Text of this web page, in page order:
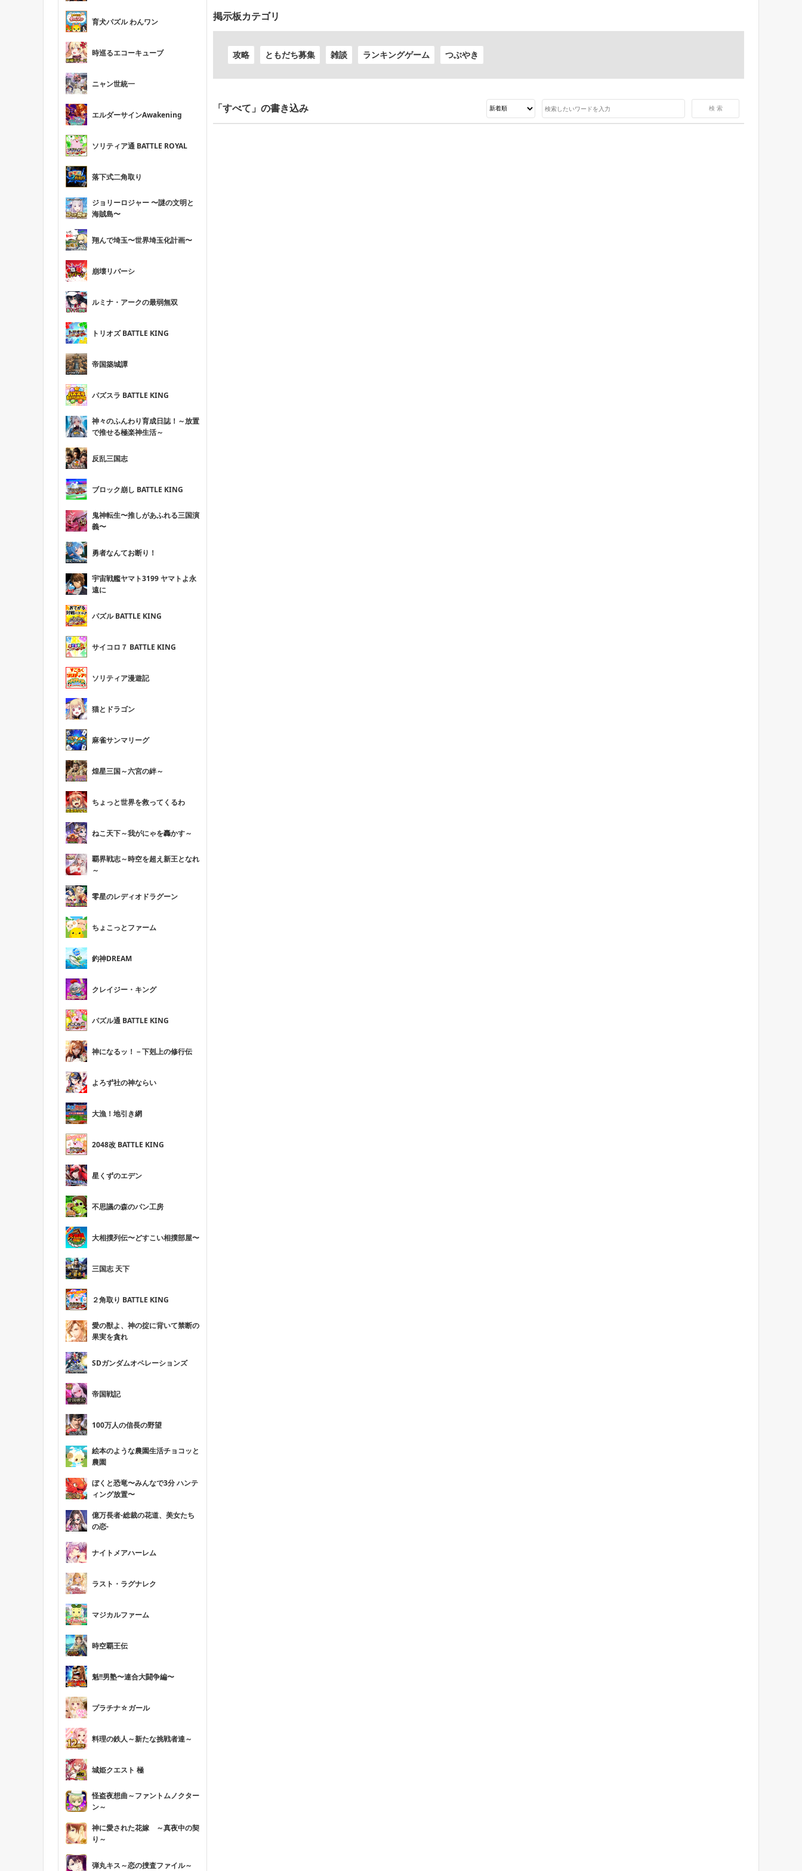
育犬パズル わんワン
時巡るエコーキューブ
ニャン世統一
エルダーサインAwakening
ソリティア通 BATTLE ROYAL
落下式二角取り
ジョリーロジャー 〜謎の文明と
海賊島〜
翔んで埼玉〜世界埼玉化計画〜
崩壊リバーシ
ルミナ・アークの最弱無双
トリオズ BATTLE KING
帝国築城譚
パズスラ BATTLE KING
神々のふんわり育成日誌！～放置
で推せる極楽神生活～
反乱三国志
ブロック崩し BATTLE KING
鬼神転生〜推しがあふれる三国演
義〜
勇者なんてお断り！
宇宙戦艦ヤマト3199 ヤマトよ永
遠に
パズル BATTLE KING
サイコロ７ BATTLE KING
ソリティア漫遊記
猫とドラゴン
麻雀サンマリーグ
煌星三国～六宮の絆～
ちょっと世界を救ってくるわ
ねこ天下～我がにゃを轟かす～
覇界戦志～時空を超え新王となれ
～
零星のレディオドラグーン
ちょこっとファーム
釣神DREAM
クレイジー・キング
パズル通 BATTLE KING
神になるッ！－下剋上の修行伝
よろず社の神ならい
大漁！地引き網
2048改 BATTLE KING
星くずのエデン
不思議の森のパン工房
大相撲列伝〜どすこい相撲部屋〜
三国志 天下
２角取り BATTLE KING
愛の獣よ、神の掟に背いて禁断の
果実を貪れ
SDガンダムオペレーションズ
帝国戦記
100万人の信長の野望
絵本のような農園生活チョコッと
農園
ぼくと恐竜〜みんなで3分 ハンテ
ィング放置〜
億万長者-総裁の花道、美女たち
の恋-
ナイトメアハーレム
ラスト・ラグナレク
マジカルファーム
時空覇王伝
魁!!男塾〜連合大闘争編〜
プラチナ☆ガール
料理の鉄人～新たな挑戦者達～
城姫クエスト 極
怪盗夜想曲～ファントムノクター
ン～
神に愛された花嫁 ～真夜中の契
り～
弾丸キス～恋の捜査ファイル～
掲示板カテゴリ
攻略 ともだち募集 雑談 ランキングゲーム つぶやき
「すべて」の書き込み